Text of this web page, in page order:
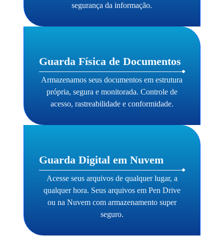
segurança da informação.
Guarda Física de Documentos
Armazenamos seus documentos em estrutura
própria, segura e monitorada. Controle de
acesso, rastreabilidade e conformidade.
Guarda Digital em Nuvem
Acesse seus arquivos de qualquer lugar, a
qualquer hora. Seus arquivos em Pen Drive
ou na Nuvem com armazenamento super
seguro.